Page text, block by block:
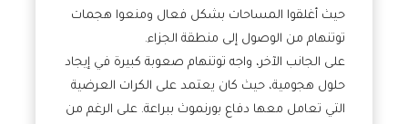
حيث أغلقوا المساحات بشكل فعال ومنعوا هجمات
توتنهام من الوصول إلى منطقة الجزاء.
على الجانب الآخر، واجه توتنهام صعوبة كبيرة في إيجاد
حلول هجومية، حيث كان يعتمد على الكرات العرضية
التي تعامل معها دفاع بورنموث ببراعة. على الرغم من